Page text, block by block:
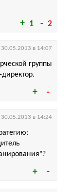
1 2
группы
директор.
30.05.2013 в 14:07
30.05.2013 в 14:24